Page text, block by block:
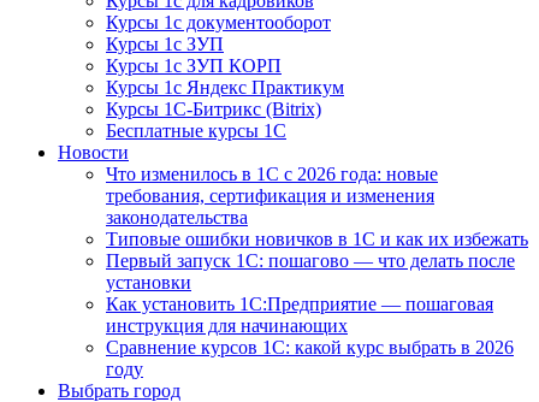
Курсы 1с документооборот
Курсы 1с ЗУП
Курсы 1с ЗУП КОРП
Курсы 1с Яндекс Практикум
Курсы 1С-Битрикс (Bitrix)
Бесплатные курсы 1С
Новости
Что изменилось в 1С с 2026 года: новые
требования, сертификация и изменения
законодательства
Типовые ошибки новичков в 1С и как их избежать
Первый запуск 1С: пошагово — что делать после
установки
Как установить 1С:Предприятие — пошаговая
инструкция для начинающих
Сравнение курсов 1С: какой курс выбрать в 2026
году
Выбрать город